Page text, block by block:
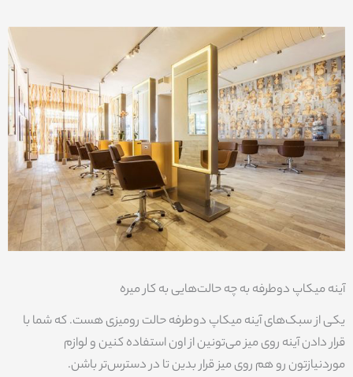
آینه میکاپ دوطرفه به چه حالت‌هایی به کار میره
یکی از سبک‌های آینه میکاپ دوطرفه حالت رومیزی هست. که شما با
قرار دادن آینه روی میز می‌تونین از اون استفاده کنین و لوازم
موردنیازتون رو هم روی میز قرار بدین تا در دسترس‌تر باشن.